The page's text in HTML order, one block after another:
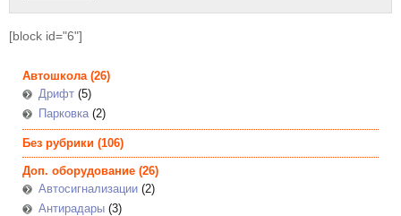
[block id="6"]
Автошкола(26)
Дрифт (5)
Парковка(2)
Без рубрики (106)
Доп. оборудование (26)
Автосигнализации (2)
Антирадары (3)